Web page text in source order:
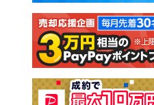
注文住宅
売却査定